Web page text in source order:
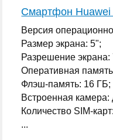
Смартфон Huawei
Версия
Размер экрана: 5";
Разрешение экрана:
Оперативная
Флэш-память: 16 ГБ;
Встроенная камера:
Количество SIM-
...